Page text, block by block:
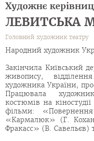
Художнє
ЛЕВИТСЬКА
Головний художник театру
Народний художник
Закінчила Київський
живопису,
художника України,
Працювала
костюмів на
фільми:
«Кармалюк» (Г.
Фракасс» (В. Савельєв)